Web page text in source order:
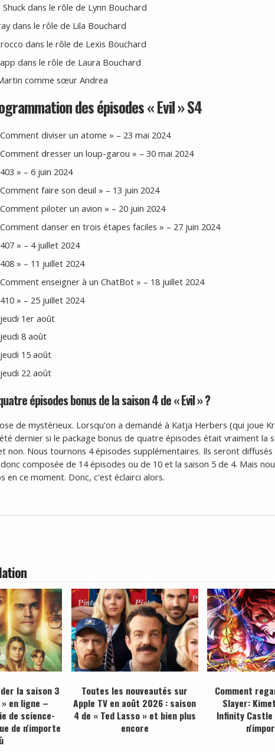
Shuck dans le rôle de Lynn Bouchard
dans le rôle de Lila Bouchard
dans le rôle de Lexis Bouchard
dans le rôle de Laura Bouchard
comme sœur Andrea
des épisodes « Evil » S4
diviser un atome » – 23 mai 2024
dresser un loup-garou » – 30 mai 2024
» – 6 juin 2024
faire son deuil » – 13 juin 2024
piloter un avion » – 20 juin 2024
danser en trois étapes faciles » – 27 juin 2024
» – 4 juillet 2024
» – 11 juillet 2024
enseigner à un ChatBot » – 18 juillet 2024
» – 25 juillet 2024
1er août
8 août
15 août
22 août
épisodes bonus de la saison 4 de « Evil » ?
de mystérieux. Lorsqu'on a demandé à Katja Herbers (qui joue
dernier si le package bonus de quatre épisodes était vraiment la
non. Nous tournons 4 épisodes supplémentaires. Ils seront diffusés
composée de 14 épisodes ou de 10 et la saison 5 de 4. Mais
en ce moment. Donc, c'est éclairci alors.
la saison 3
en ligne –
de science-
de n'importe
Toutes les nouveautés sur
Apple TV en août 2026 : saison
4 de « Ted Lasso » et bien plus
encore
Comment
Slayer:
Infinity Castle